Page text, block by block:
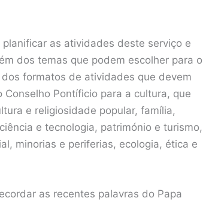
as atividades deste serviço e
dos temas que podem escolher para o
formatos de atividades que devem
Pontíficio para a cultura, que
e religiosidade popular, família,
e tecnologia, património e turismo,
minorias e periferias, ecologia, ética e
as recentes palavras do Papa